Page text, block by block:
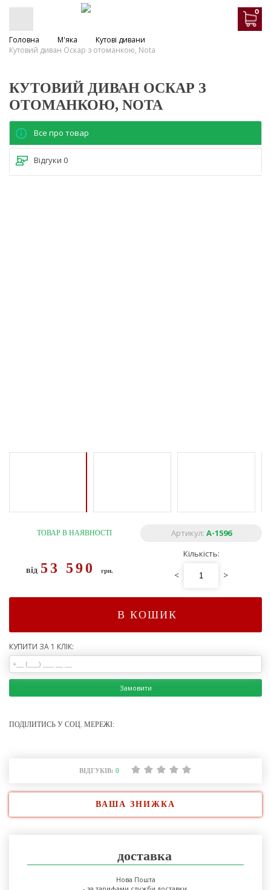
0
Головна М'яка
Кутові дивани
Кутовий диван Оскар з отоманкою, Nota
КУТОВИЙ ДИВАН ОСКАР З
ОТОМАНКОЮ, NOTA
Все про товар
Відгуки 0
ТОВАР В НАЯВНОСТІ Артикул: A-1596
від 53 590грн.
Кількість:
< >
В КОШИК
КУПИТИ ЗА 1 КЛІК:
Замовити
ПОДІЛИТИСЬ У СОЦ. МЕРЕЖІ:
ВІДГУКІВ: 0
ВАША ЗНИЖКА
доставка
Нова Пошта